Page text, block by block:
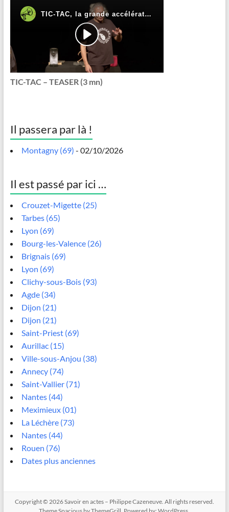
TIC-TAC – TEASER (3 mn)
Il passera par là !
Montagny (69) - 02/10/2026
Il est passé par ici …
Crouzet-Migette (25)
Tarbes (65)
Lyon (69)
Bourg-les-Valence (26)
Brignais (69)
Lyon (69)
Clichy-sous-Bois (93)
Agde (34)
Dijon (21)
Dijon (21)
Saint-Priest (69)
Aurillac (15)
Ville-sous-Anjou (38)
Annecy (74)
Saint-Vallier (71)
Nantes (44)
Meximieux (01)
La Léchère (73)
Nantes (44)
Rouen (76)
Dates plus anciennes
Copyright © 2026Savoir en actes – Philippe Cazeneuve. All rights reserved.